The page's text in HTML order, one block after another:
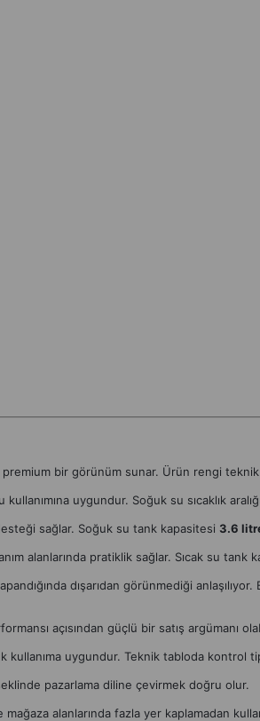
bir görünüm sunar. Ürün rengi
uygundur. Soğuk su sıcaklık aralığı
sağlar. Soğuk su tank kapasitesi 3.6
alanlarında pratiklik sağlar. Sıcak su tank
dışarıdan görünmediği
açısından güçlü bir satış argümanı
kullanıma uygundur. Teknik tabloda kontrol
pazarlama diline çevirmek doğru olur.
alanlarında fazla yer kaplamadan